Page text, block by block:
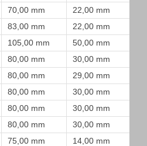
70,00 mm
22,00 mm
83,00 mm
22,00 mm
105,00 mm
50,00 mm
80,00 mm
30,00 mm
80,00 mm
29,00 mm
80,00 mm
30,00 mm
80,00 mm
30,00 mm
80,00 mm
30,00 mm
75,00 mm
14,00 mm